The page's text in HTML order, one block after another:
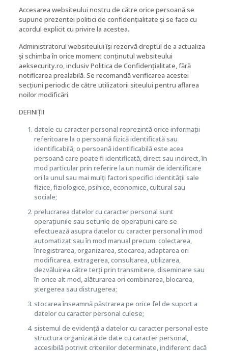
Accesarea websiteului nostru de către orice persoană se
supune prezentei politici de confidențialitate și se face cu
acordul explicit cu privire la acestea.
Administratorul websiteului își rezervă dreptul de a actualiza
și schimba în orice moment conținutul websiteului
aeksecurity.ro, inclusiv Politica de Confidențialitate, fără
notificarea prealabilă. Se recomandă verificarea acestei
secțiuni periodic de către utilizatorii siteului pentru aflarea
noilor modificări.
DEFINIȚII
datele cu caracter personal reprezintă orice informații
referitoare la o persoană fizică identificată sau
identificabilă; o persoană identificabilă este acea
persoană care poate fi identificată, direct sau indirect, în
mod particular prin referire la un număr de identificare
ori la unul sau mai mulți factori specifici identității sale
fizice, fiziologice, psihice, economice, cultural sau
sociale;
prelucrarea datelor cu caracter personal sunt
operațiunile sau seturile de operațiuni care se
efectuează asupra datelor cu caracter personal în mod
automatizat sau în mod manual precum: colectarea,
înregistrarea, organizarea, stocarea, adaptarea ori
modificarea, extragerea, consultarea, utilizarea,
dezvăluirea către terți prin transmitere, diseminare sau
în orice alt mod, alăturarea ori combinarea, blocarea,
ștergerea sau distrugerea;
stocarea înseamnă păstrarea pe orice fel de suport a
datelor cu caracter personal culese;
sistemul de evidență a datelor cu caracter personal este
structura organizată de date cu caracter personal,
accesibilă potrivit criteriilor determinate, indiferent dacă